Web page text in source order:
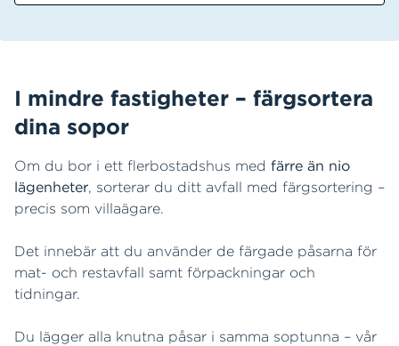
I mindre fastigheter – färgsortera
dina sopor
Om du bor i ett flerbostadshus med färre än nio
lägenheter, sorterar du ditt avfall med färgsortering –
precis som villaägare.
Det innebär att du använder de färgade påsarna för
mat- och restavfall samt förpackningar och
tidningar.
Du lägger alla knutna påsar i samma soptunna – vår